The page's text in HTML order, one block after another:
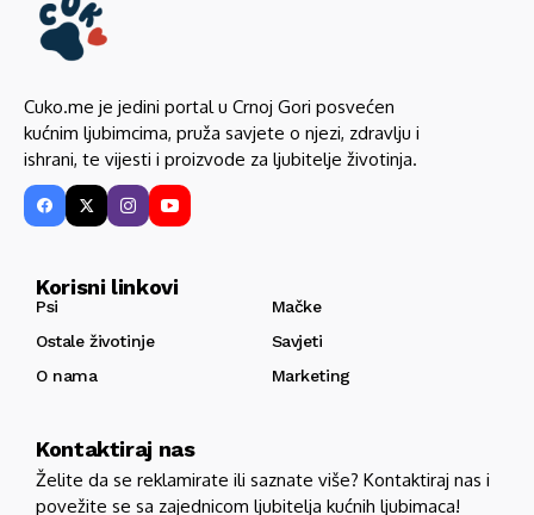
Cuko.me je jedini portal u Crnoj Gori posvećen
kućnim ljubimcima, pruža savjete o njezi, zdravlju i
ishrani, te vijesti i proizvode za ljubitelje životinja.
Korisni linkovi
Psi
Mačke
Ostale životinje
Savjeti
O nama
Marketing
Kontaktiraj nas
Želite da se reklamirate ili saznate više? Kontaktiraj nas i
povežite se sa zajednicom ljubitelja kućnih ljubimaca!